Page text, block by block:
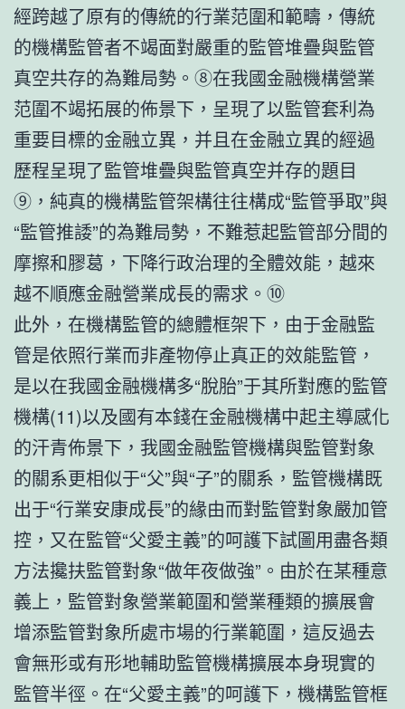
經跨越了原有的傳統的行業范圍和範疇，傳統
的機構監管者不竭面對嚴重的監管堆疊與監管
真空共存的為難局勢。⑧在我國金融機構營業
范圍不竭拓展的佈景下，呈現了以監管套利為
重要目標的金融立異，并且在金融立異的經過
歷程呈現了監管堆疊與監管真空并存的題目
⑨，純真的機構監管架構往往構成“監管爭取”與
“監管推諉”的為難局勢，不難惹起監管部分間的
摩擦和膠葛，下降行政治理的全體效能，越來
越不順應金融營業成長的需求。⑩
此外，在機構監管的總體框架下，由于金融監
管是依照行業而非產物停止真正的效能監管，
是以在我國金融機構多“脫胎”于其所對應的監管
機構(11)以及國有本錢在金融機構中起主導感化
的汗青佈景下，我國金融監管機構與監管對象
的關系更相似于“父”與“子”的關系，監管機構既
出于“行業安康成長”的緣由而對監管對象嚴加管
控，又在監管“父愛主義”的呵護下試圖用盡各類
方法攙扶監管對象“做年夜做強”。由於在某種意
義上，監管對象營業範圍和營業種類的擴展會
增添監管對象所處市場的行業範圍，這反過去
會無形或有形地輔助監管機構擴展本身現實的
監管半徑。在“父愛主義”的呵護下，機構監管框